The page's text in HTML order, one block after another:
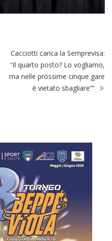
Cacciotti carica la Semprevisa:
“Il quarto posto? Lo vogliamo,
ma nelle prossime cinque gare
è vietato sbagliare””